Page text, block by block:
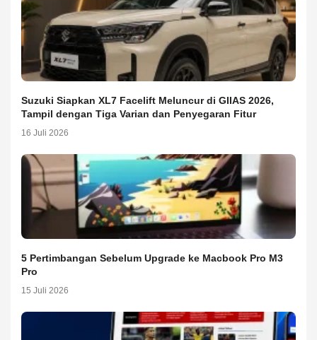
Suzuki Siapkan XL7 Facelift Meluncur di GIIAS 2026,
Tampil dengan Tiga Varian dan Penyegaran Fitur
16 Juli 2026
5 Pertimbangan Sebelum Upgrade ke Macbook Pro M3
Pro
15 Juli 2026